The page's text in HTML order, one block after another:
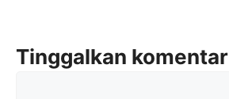
Tinggalkan komentar